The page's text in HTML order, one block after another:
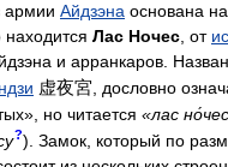
армии Айдзэна основана
Лас Ночес , от
и арранкаров.
虚夜宮 , дословно
но читается «лас
?). Замок, который по